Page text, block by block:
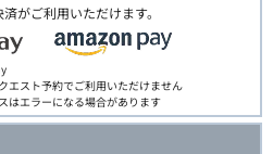
がご利用いただけます。
エスト予約でご利用いただけません
はエラーになる場合があります